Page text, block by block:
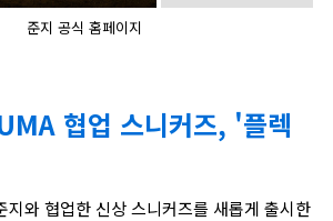
준지 공식 홈페이지
협업 스니커즈, '플렉
지와 협업한 신상 스니커즈를 새롭게 출시한